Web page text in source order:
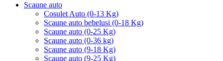
Scaune auto
Cosulet Auto (0-13 Kg)
Scaune auto bebelusi (0-18 Kg)
Scaune auto (0-25 Kg)
Scaune auto (0-36 kg)
Scaune auto (9-18 Kg)
Scaune auto (9-25 Kg)